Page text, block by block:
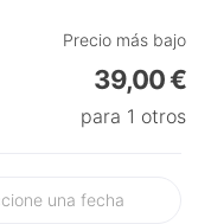
Precio más bajo
39,00 €
para 1 otros